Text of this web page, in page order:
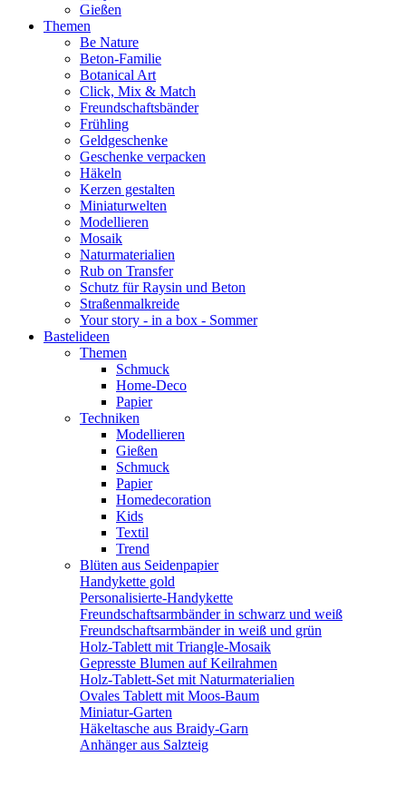
Gießen
Themen
Be Nature
Beton-Familie
Botanical Art
Click, Mix & Match
Freundschaftsbänder
Frühling
Geldgeschenke
Geschenke verpacken
Häkeln
Kerzen gestalten
Miniaturwelten
Modellieren
Mosaik
Naturmaterialien
Rub on Transfer
Schutz für Raysin und Beton
Straßenmalkreide
Your story - in a box - Sommer
Bastelideen
Themen
Schmuck
Home-Deco
Papier
Techniken
Modellieren
Gießen
Schmuck
Papier
Homedecoration
Kids
Textil
Trend
Blüten aus Seidenpapier
Handykette gold
Personalisierte-Handykette
Freundschaftsarmbänder in schwarz und weiß
Freundschaftsarmbänder in weiß und grün
Holz-Tablett mit Triangle-Mosaik
Gepresste Blumen auf Keilrahmen
Holz-Tablett-Set mit Naturmaterialien
Ovales Tablett mit Moos-Baum
Miniatur-Garten
Häkeltasche aus Braidy-Garn
Anhänger aus Salzteig